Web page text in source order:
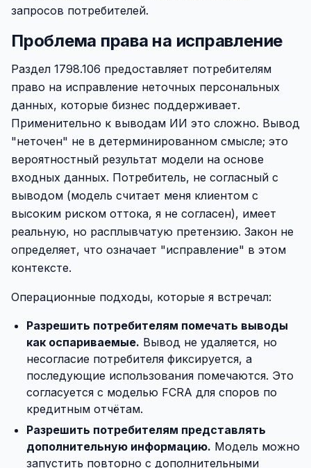
запросов потребителей.
Проблема права на исправление
Раздел 1798.106 предоставляет потребителям
право на исправление неточных персональных
данных, которые бизнес поддерживает.
Применительно к выводам ИИ это сложно. Вывод
"неточен" не в детерминированном смысле; это
вероятностный результат модели на основе
входных данных. Потребитель, не согласный с
выводом (модель считает меня клиентом с
высоким риском оттока, я не согласен), имеет
реальную, но расплывчатую претензию. Закон не
определяет, что означает "исправление" в этом
контексте.
Операционные подходы, которые я встречал:
Разрешить потребителям помечать выводы
как оспариваемые. Вывод не удаляется, но
несогласие потребителя фиксируется, а
последующие использования помечаются. Это
согласуется с моделью FCRA для споров по
кредитным отчётам.
Разрешить потребителям представлять
дополнительную информацию. Модель можно
запустить повторно с дополнительными